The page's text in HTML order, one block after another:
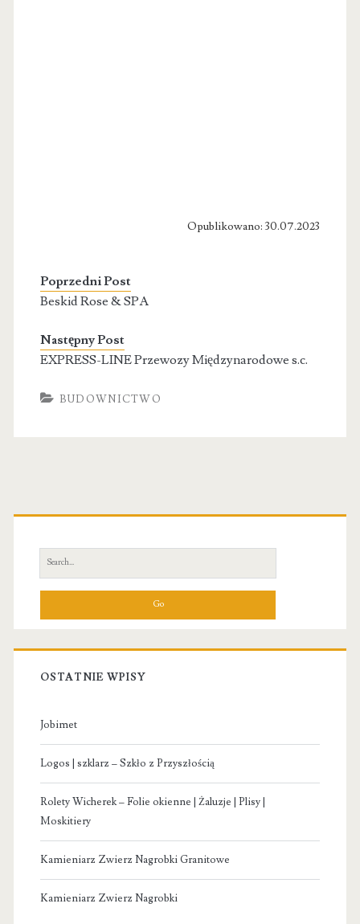
Opublikowano: 30.07.2023
Poprzedni Post
Beskid Rose & SPA
Następny Post
EXPRESS-LINE Przewozy Międzynarodowe s.c.
BUDOWNICTWO
Primary
Sidebar
Search
for:
OSTATNIE WPISY
Jobimet
Logos | szklarz – Szkło z Przyszłością
Rolety Wicherek – Folie okienne | Żaluzje | Plisy |
Moskitiery
Kamieniarz Zwierz Nagrobki Granitowe
Kamieniarz Zwierz Nagrobki